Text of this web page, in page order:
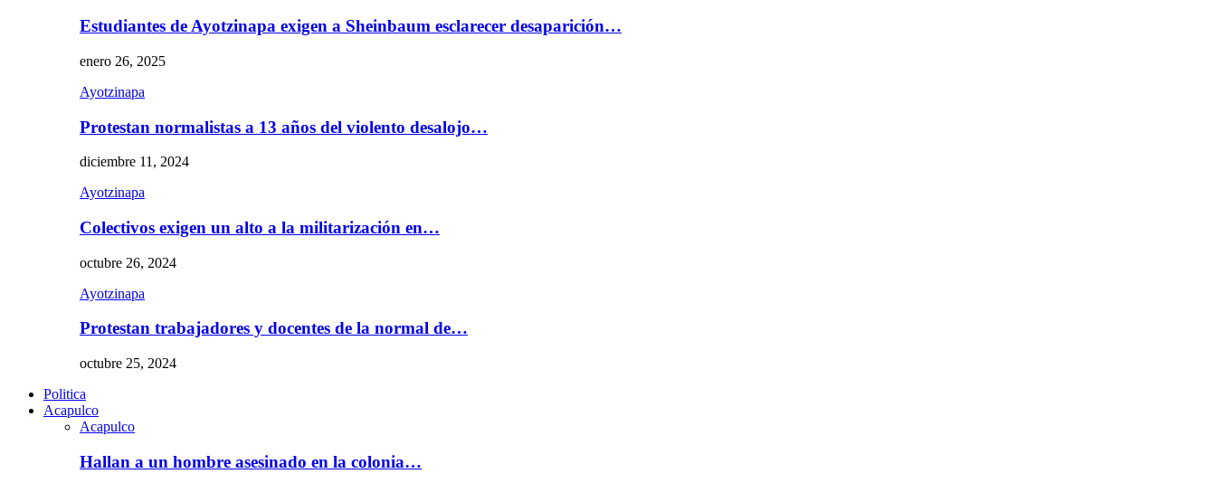
Estudiantes de Ayotzinapa exigen a Sheinbaum esclarecer desaparición…
enero 26, 2025
Ayotzinapa
Protestan normalistas a 13 años del violento desalojo…
diciembre 11, 2024
Ayotzinapa
Colectivos exigen un alto a la militarización en…
octubre 26, 2024
Ayotzinapa
Protestan trabajadores y docentes de la normal de…
octubre 25, 2024
Politica
Acapulco
Acapulco
Hallan a un hombre asesinado en la colonia…